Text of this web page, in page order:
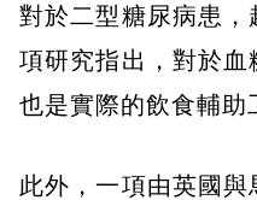
對於二型糖尿病患
項研究指出，對於
也是實際的飲食輔助
此外，一項由英國